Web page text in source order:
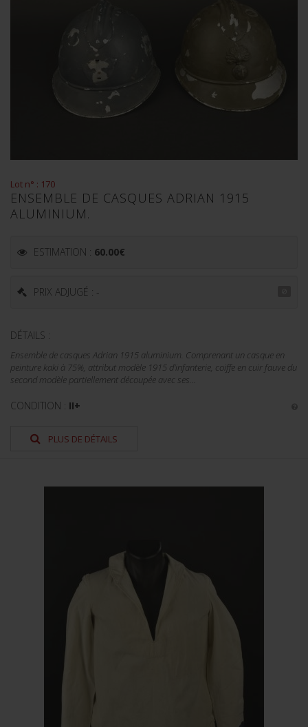
Lot n° : 170
ENSEMBLE DE CASQUES ADRIAN 1915
ALUMINIUM.
ESTIMATION : 60.00€
PRIX ADJUGÉ : -
DÉTAILS :
Ensemble de casques Adrian 1915 aluminium. Comprenant un casque en
peinture kaki à 75%, attribut modèle 1915 d'infanterie, coiffe en cuir fauve du
second modèle partiellement découpée avec ses...
CONDITION : II+
PLUS DE DÉTAILS